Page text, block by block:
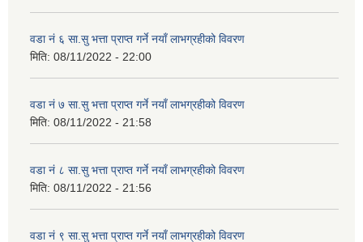
वडा नं ६ सा.सु भत्ता प्राप्त गर्ने नयाँ लाभग्रहीको विवरण
मिति: 08/11/2022 - 22:00
वडा नं ७ सा.सु भत्ता प्राप्त गर्ने नयाँ लाभग्रहीको विवरण
मिति: 08/11/2022 - 21:58
वडा नं ८ सा.सु भत्ता प्राप्त गर्ने नयाँ लाभग्रहीको विवरण
मिति: 08/11/2022 - 21:56
वडा नं ९ सा.सु भत्ता प्राप्त गर्ने नयाँ लाभग्रहीको विवरण